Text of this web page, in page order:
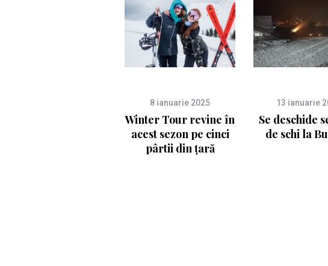
8 ianuarie 2025
Winter Tour revine în
acest sezon pe cinci
pârtii din țară
13 ianuarie
Se deschide
de schi la